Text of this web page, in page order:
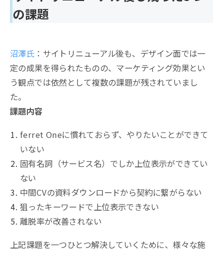
の課題
沼澤氏 ：サイトリニューアル後も、デザイン面では一
定の成果を得られたものの、マーケティング効果とい
う観点では依然として複数の課題が残されていまし
た。
課題内容
ferret Oneに慣れておらず、やりたいことができて
いない
固有名詞（サービス名）でしか上位表示ができてい
ない
中間CVの資料ダウンロードから契約に繋がらない
狙ったキーワードで上位表示できない
離脱率が改善されない
上記課題を一つひとつ解決していくために、様々な施